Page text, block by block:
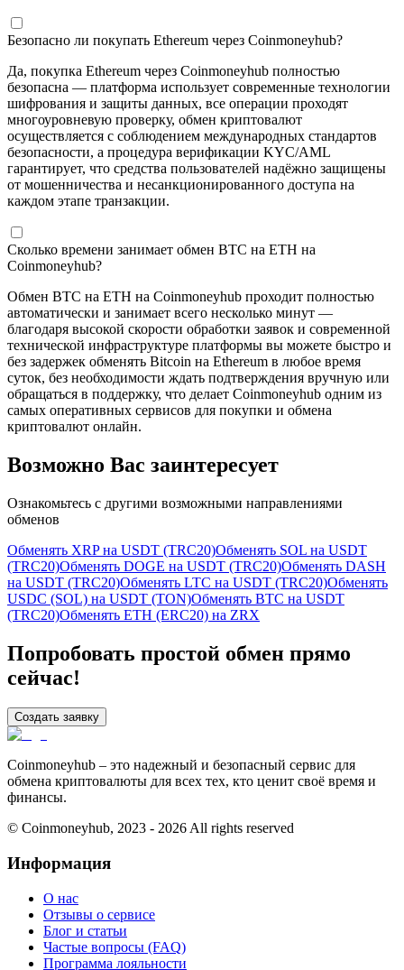
Безопасно ли покупать Ethereum через Coinmoneyhub?
Да, покупка Ethereum через Coinmoneyhub полностью
безопасна — платформа использует современные технологии
шифрования и защиты данных, все операции проходят
многоуровневую проверку, обмен криптовалют
осуществляется с соблюдением международных стандартов
безопасности, а процедура верификации KYC/AML
гарантирует, что средства пользователей надёжно защищены
от мошенничества и несанкционированного доступа на
каждом этапе транзакции.
Сколько времени занимает обмен BTC на ETH на
Coinmoneyhub?
Обмен BTC на ETH на Coinmoneyhub проходит полностью
автоматически и занимает всего несколько минут —
благодаря высокой скорости обработки заявок и современной
технической инфраструктуре платформы вы можете быстро и
без задержек обменять Bitcoin на Ethereum в любое время
суток, без необходимости ждать подтверждения вручную или
обращаться в поддержку, что делает Coinmoneyhub одним из
самых оперативных сервисов для покупки и обмена
криптовалют онлайн.
Возможно Вас заинтересует
Ознакомьтесь с другими возможными направлениями
обменов
Обменять XRP на USDT (TRC20)Обменять SOL на USDT
(TRC20)Обменять DOGE на USDT (TRC20)Обменять DASH
на USDT (TRC20)Обменять LTC на USDT (TRC20)Обменять
USDC (SOL) на USDT (TON)Обменять BTC на USDT
(TRC20)Обменять ETH (ERC20) на ZRX
Попробовать простой обмен прямо
сейчас!
Создать заявку
Coinmoneyhub – это надежный и безопасный сервис для
обмена криптовалюты для всех тех, кто ценит своё время и
финансы.
© Coinmoneyhub, 2023 - 2026All rights reserved
Информация
О нас
Отзывы о сервисе
Блог и статьи
Частые вопросы (FAQ)
Программа лояльности